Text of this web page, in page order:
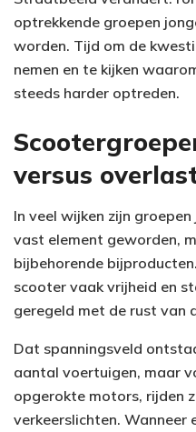
optrekkende groepen
worden. Tijd om de
nemen en te kijken
steeds harder optreden.
versus
In veel wijken zijn
vast element geworden,
bijbehorende
scooter vaak vrijheid en
geregeld met de rust van
Dat spanningsveld
aantal voertuigen, maar
opgerokte motors, rijden
verkeerslichten. Wanneer